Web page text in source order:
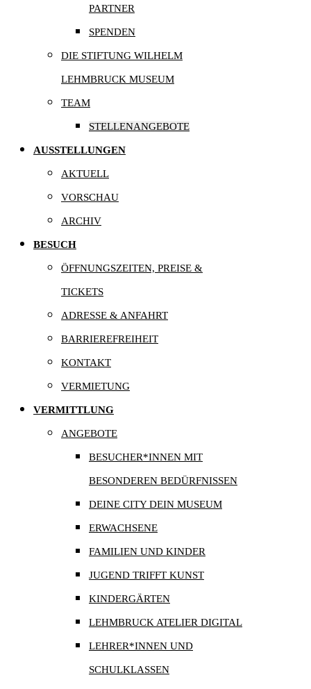
PARTNER
SPENDEN
DIE STIFTUNG WILHELM
LEHMBRUCK MUSEUM
TEAM
STELLENANGEBOTE
AUSSTELLUNGEN
AKTUELL
VORSCHAU
ARCHIV
BESUCH
ÖFFNUNGSZEITEN, PREISE &
TICKETS
ADRESSE & ANFAHRT
BARRIEREFREIHEIT
KONTAKT
VERMIETUNG
VERMITTLUNG
ANGEBOTE
BESUCHER*INNEN MIT
BESONDEREN BEDÜRFNISSEN
DEINE CITY DEIN MUSEUM
ERWACHSENE
FAMILIEN UND KINDER
JUGEND TRIFFT KUNST
KINDERGÄRTEN
LEHMBRUCK ATELIER DIGITAL
LEHRER*INNEN UND
SCHULKLASSEN